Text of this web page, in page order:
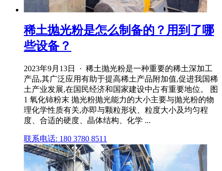
稀土抛光粉是怎么制备的？用到了哪
些设备？
2023年9月13日 · 稀土抛光粉是一种重要的稀土深加工
产品,其广泛应用有助于提高稀土产品附加值,促进我国稀
土产业发展,在国民经济和国家建设中占有重要地位。 图
1 氧化铈粉末 抛光粉抛光能力的大小主要与抛光粉的物
理化学性质有关,亦即与颗粒形状、粒度大小及均匀程
度、合适的硬度、晶体结构、化学 ...
联系电话: 180 3780 8511